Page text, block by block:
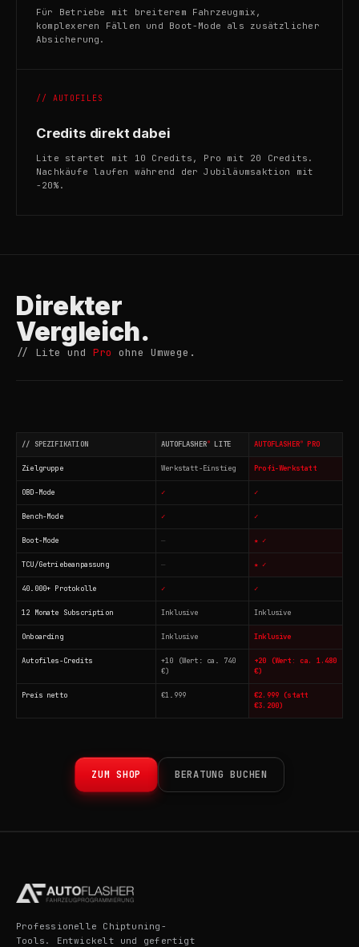
Für Betriebe mit breiterem Fahrzeugmix,
komplexeren Fällen und Boot-Mode als zusätzlicher
Absicherung.
// AUTOFILES
Credits direkt dabei
Lite startet mit 10 Credits, Pro mit 20 Credits.
Nachkäufe laufen während der Jubiläumsaktion mit
-20%.
Direkter
Vergleich.
// Lite und Pro ohne Umwege.
// SPEZIFIKATION AUTOFLASHER® LITE AUTOFLASHER® PRO
Zielgruppe Werkstatt-Einstieg Profi-Werkstatt
OBD-Mode ✓ ✓
Bench-Mode ✓ ✓
Boot-Mode — ★ ✓
TCU/Getriebeanpassung — ★ ✓
40.000+ Protokolle ✓ ✓
12 Monate Subscription Inklusive Inklusive
Onboarding Inklusive Inklusive
Autofiles-Credits
+10 (Wert: ca. 740
€)
+20 (Wert: ca. 1.480
€)
Preis netto €1.999
€2.999 (statt
€3.200)
ZUM SHOP BERATUNG BUCHEN
Professionelle Chiptuning-
Tools. Entwickelt und gefertigt